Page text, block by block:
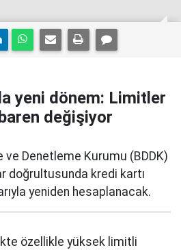
yeni dönem: Limitler
değişiyor
ve Denetleme Kurumu (BDDK)
doğrultusunda kredi kartı
yeniden hesaplanacak.
özellikle yüksek limitli